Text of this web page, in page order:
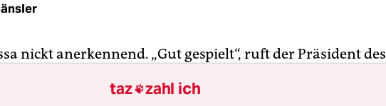
nickt anerkennend. „Gut gespielt“, ruft der Präsident des
in der Disziplin Doublette gegen zwei
taz zahl ich